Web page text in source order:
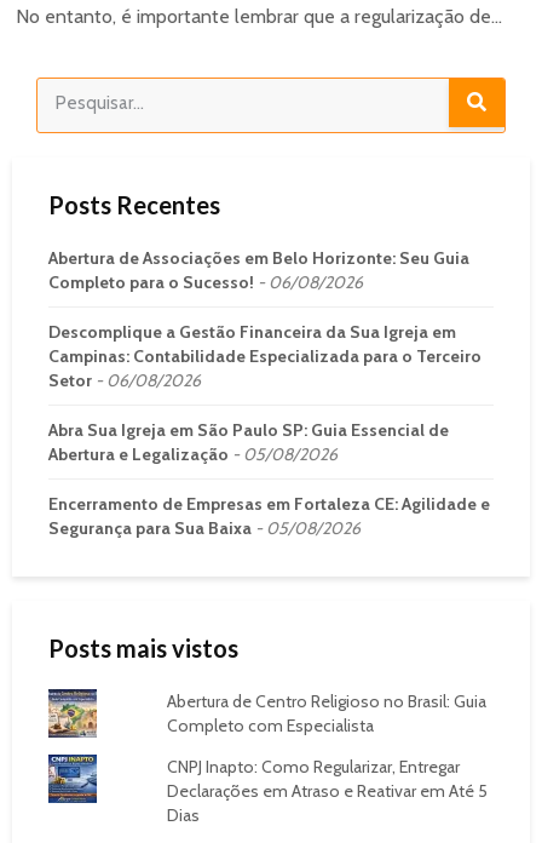
No entanto, é importante lembrar que a regularização de...
Posts Recentes
Abertura de Associações em Belo Horizonte: Seu Guia
Completo para o Sucesso!
06/08/2026
Descomplique a Gestão Financeira da Sua Igreja em
Campinas: Contabilidade Especializada para o Terceiro
Setor
06/08/2026
Abra Sua Igreja em São Paulo SP: Guia Essencial de
Abertura e Legalização
05/08/2026
Encerramento de Empresas em Fortaleza CE: Agilidade e
Segurança para Sua Baixa
05/08/2026
Posts mais vistos
Abertura de Centro Religioso no Brasil: Guia
Completo com Especialista
CNPJ Inapto: Como Regularizar, Entregar
Declarações em Atraso e Reativar em Até 5
Dias